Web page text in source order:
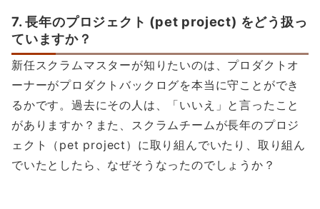
7. 長年のプロジェクト (pet project) をどう扱っ
ていますか？
新任スクラムマスターが知りたいのは、プロダクトオ
ーナーがプロダクトバックログを本当に守ことができ
るかです。過去にその人は、「いいえ」と言ったこと
がありますか？また、スクラムチームが長年のプロジ
ェクト（pet project）に取り組んでいたり、取り組ん
でいたとしたら、なぜそうなったのでしょうか？